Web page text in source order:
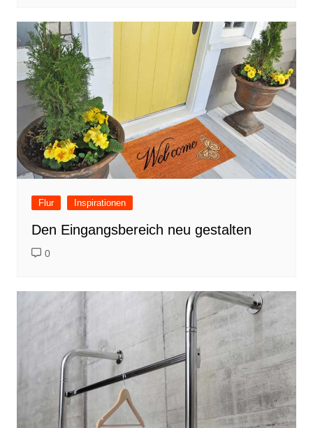
Flur Inspirationen
Den Eingangsbereich neu gestalten
0